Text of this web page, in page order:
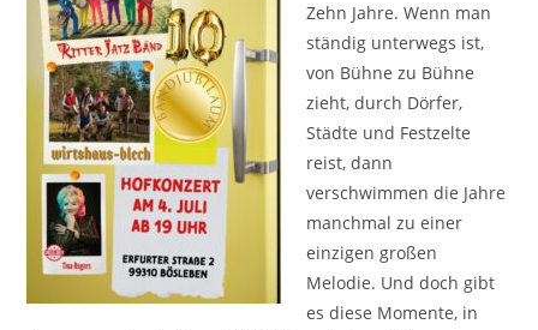
Zehn Jahre. Wenn man
ständig unterwegs ist,
von Bühne zu Bühne
zieht, durch Dörfer,
Städte und Festzelte
reist, dann
verschwimmen die Jahre
manchmal zu einer
einzigen großen
Melodie. Und doch gibt
es diese Momente, in